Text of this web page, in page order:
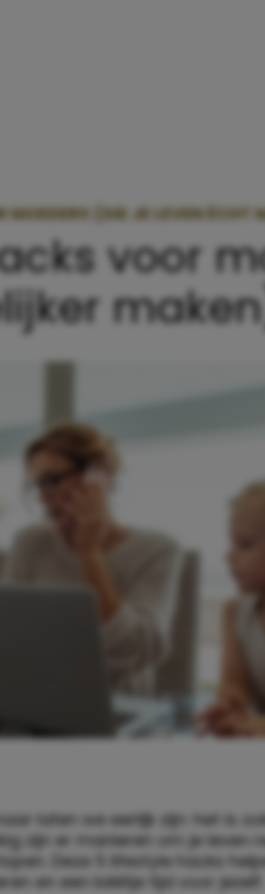
MOEDERS (DIE JE LEVEN ÉCHT
voor
laten we eerlijk zijn: het is
zijn er manieren om je leven
Deze 5 lifestyle hacks
en een béétje tijd voor jezelf.